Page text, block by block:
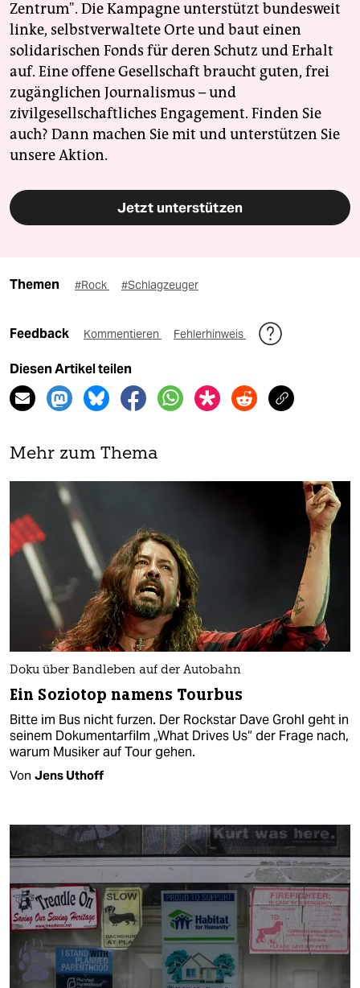
Zentrum". Die Kampagne unterstützt bundesweit
linke, selbstverwaltete Orte und baut einen
solidarischen Fonds für deren Schutz und Erhalt
auf. Eine offene Gesellschaft braucht guten, frei
zugänglichen Journalismus – und
zivilgesellschaftliches Engagement. Finden Sie
auch? Dann machen Sie mit und unterstützen Sie
unsere Aktion.
Jetzt unterstützen
Themen #Rock #Schlagzeuger
Feedback Kommentieren Fehlerhinweis
Diesen Artikel teilen
Mehr zum Thema
Doku über Bandleben auf der Autobahn
Ein Soziotop namens Tourbus
Bitte im Bus nicht furzen. Der Rockstar Dave Grohl geht in
seinem Dokumentarfilm „What Drives Us“ der Frage nach,
warum Musiker auf Tour gehen.
Von Jens Uthoff